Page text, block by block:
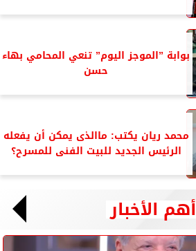
بوابة ”الموجز اليوم” تنعي المحامي بهاء
حسن
محمد ريان يكتب: ماالذى يمكن أن يفعله
الرئيس الجديد للبيت الفنى للمسرح؟
أهم الأخبار